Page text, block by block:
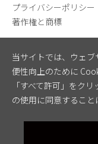
プライバシーポリシー
著作権と商標
当サイトでは、ウェ
便性向上のために
「すべて許可」をク
の使用に同意すること